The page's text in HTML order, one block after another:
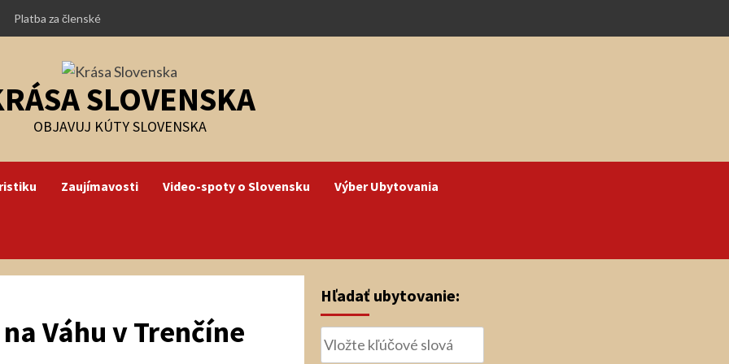
Platba za členské
SLOVENSKA
OBJAVUJ KÚTY SLOVENSKA
Zaujímavosti Video-spoty o Slovensku Výber Ubytovania
Váhu v Trenčíne
Hľadať ubytovanie: